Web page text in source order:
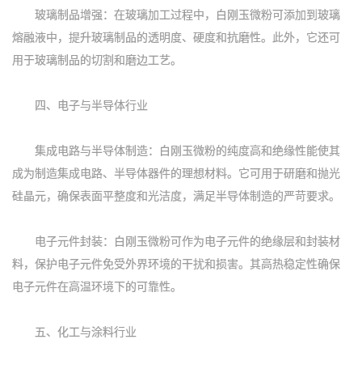
玻璃制品增强：在玻璃加工过程中，白刚玉微粉可添加到玻璃
熔融液中，提升玻璃制品的透明度、硬度和抗磨性。此外，它还可
用于玻璃制品的切割和磨边工艺。
四、电子与半导体行业
集成电路与半导体制造：白刚玉微粉的纯度高和绝缘性能使其
成为制造集成电路、半导体器件的理想材料。它可用于研磨和抛光
硅晶元，确保表面平整度和光洁度，满足半导体制造的严苛要求。
电子元件封装：白刚玉微粉可作为电子元件的绝缘层和封装材
料，保护电子元件免受外界环境的干扰和损害。其高热稳定性确保
电子元件在高温环境下的可靠性。
五、化工与涂料行业